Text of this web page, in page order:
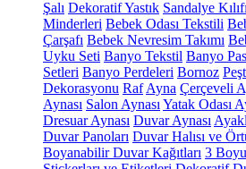
Şalı Dekoratif Yastık Sandalye Kılıfı
Minderleri Bebek Odası Tekstili
Çarşafı Bebek Nevresim Takımı
Uyku Seti Banyo Tekstil Banyo
Setleri Banyo Perdeleri Bornoz
Dekorasyonu Raf Ayna Çerçeveli
Aynası Salon Aynası Yatak Odası
Dresuar Aynası Duvar Aynası
Duvar Panoları Duvar Halısı ve
Boyanabilir Duvar Kağıtları 3